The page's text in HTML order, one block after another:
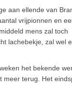
aan ellende van
vrijpionnen en
mens zal toch
lachebekje, zal wel
het bekende
meer terug. Het